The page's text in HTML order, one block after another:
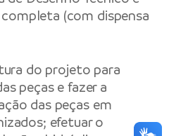
(com dispensa
do projeto para
peças e fazer a
das peças em
efetuar o